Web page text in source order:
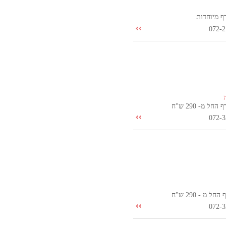
מיוחדות
072-
מ- 290 ש"ח
072-
מ - 290 ש"ח
072-